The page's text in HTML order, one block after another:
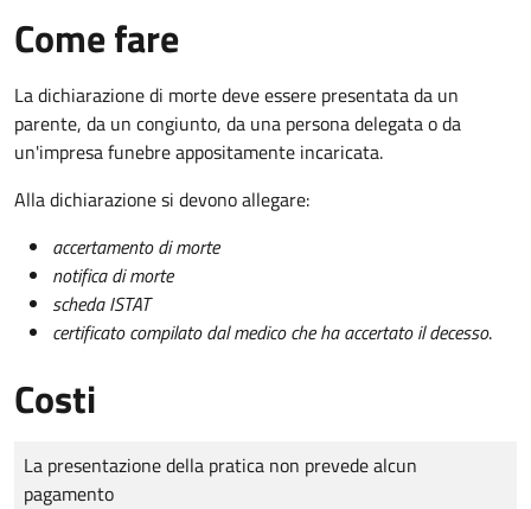
Come fare
La dichiarazione di morte deve essere presentata da un
parente, da un congiunto, da una persona delegata o da
un'impresa funebre appositamente incaricata.
Alla dichiarazione si devono allegare:
accertamento di morte
notifica di morte
scheda ISTAT
certificato compilato dal medico che ha accertato il decesso.
Costi
Tipo di pagamento
Importo
La presentazione della pratica non prevede alcun
pagamento